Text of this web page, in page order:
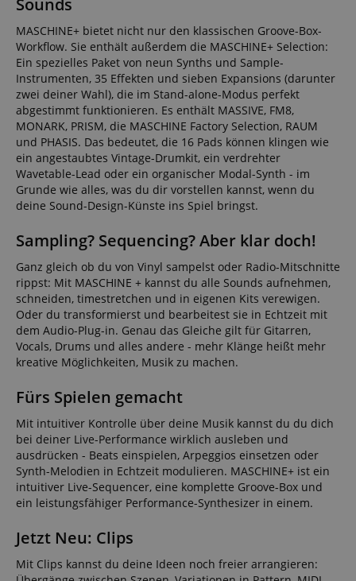
MASCHINE+ bietet nicht nur den klassischen Groove-Box-
Workflow. Sie enthält außerdem die MASCHINE+ Selection:
Ein spezielles Paket von neun Synths und Sample-
Instrumenten, 35 Effekten und sieben Expansions (darunter
zwei deiner Wahl), die im Stand-alone-Modus perfekt
abgestimmt funktionieren. Es enthält MASSIVE, FM8,
MONARK, PRISM, die MASCHINE Factory Selection, RAUM
und PHASIS. Das bedeutet, die 16 Pads können klingen wie
ein angestaubtes Vintage-Drumkit, ein verdrehter
Wavetable-Lead oder ein organischer Modal-Synth - im
Grunde wie alles, was du dir vorstellen kannst, wenn du
deine Sound-Design-Künste ins Spiel bringst.
Sampling? Sequencing? Aber klar doch!
Ganz gleich ob du von Vinyl sampelst oder Radio-Mitschnitte
rippst: Mit MASCHINE + kannst du alle Sounds aufnehmen,
schneiden, timestretchen und in eigenen Kits verewigen.
Oder du transformierst und bearbeitest sie in Echtzeit mit
dem Audio-Plug-in. Genau das Gleiche gilt für Gitarren,
Vocals, Drums und alles andere - mehr Klänge heißt mehr
kreative Möglichkeiten, Musik zu machen.
Fürs Spielen gemacht
Mit intuitiver Kontrolle über deine Musik kannst du du dich
bei deiner Live-Performance wirklich ausleben und
ausdrücken - Beats einspielen, Arpeggios einsetzen oder
Synth-Melodien in Echtzeit modulieren. MASCHINE+ ist ein
intuitiver Live-Sequencer, eine komplette Groove-Box und
ein leistungsfähiger Performance-Synthesizer in einem.
Jetzt Neu: Clips
Mit Clips kannst du deine Ideen noch freier arrangieren: